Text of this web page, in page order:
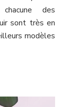
des
sont très en
modèles